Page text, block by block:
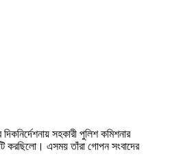
সহকারী পুলিশ কমিশনার
করছিলো। এসময় তাঁরা গোপন সংবাদের